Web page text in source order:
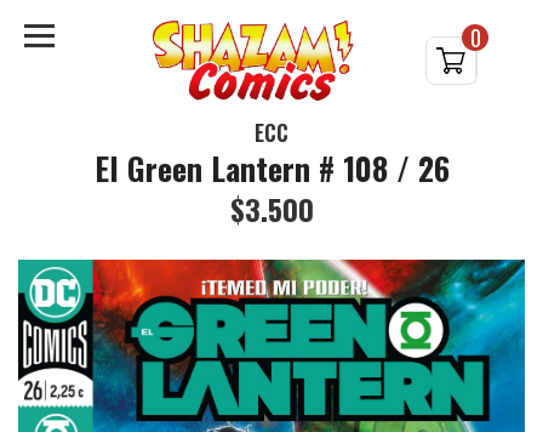
0
ECC
El Green Lantern # 108 / 26
$3.500